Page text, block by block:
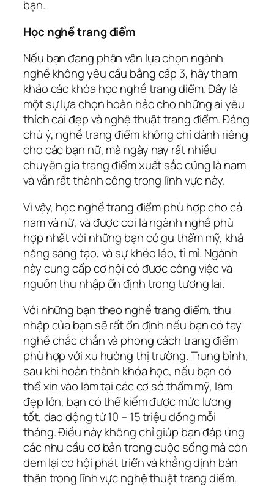
bạn.
Học nghề trang điểm
Nếu bạn đang phân vân lựa chọn ngành
nghề không yêu cầu bằng cấp 3, hãy tham
khảo các khóa học nghề trang điểm. Đây là
một sự lựa chọn hoàn hảo cho những ai yêu
thích cái đẹp và nghệ thuật trang điểm. Đáng
chú ý, nghề trang điểm không chỉ dành riêng
cho các bạn nữ, mà ngày nay rất nhiều
chuyên gia trang điểm xuất sắc cũng là nam
và vẫn rất thành công trong lĩnh vực này.
Vì vậy, học nghề trang điểm phù hợp cho cả
nam và nữ, và được coi là ngành nghề phù
hợp nhất với những bạn có gu thẩm mỹ, khả
năng sáng tạo, và sự khéo léo, tỉ mỉ. Ngành
này cung cấp cơ hội có được công việc và
nguồn thu nhập ổn định trong tương lai.
Với những bạn theo nghề trang điểm, thu
nhập của bạn sẽ rất ổn định nếu bạn có tay
nghề chắc chắn và phong cách trang điểm
phù hợp với xu hướng thị trường. Trung bình,
sau khi hoàn thành khóa học, nếu bạn có
thể xin vào làm tại các cơ sở thẩm mỹ, làm
đẹp lớn, bạn có thể kiếm được mức lương
tốt, dao động từ 10 – 15 triệu đồng mỗi
tháng. Điều này không chỉ giúp bạn đáp ứng
các nhu cầu cơ bản trong cuộc sống mà còn
đem lại cơ hội phát triển và khẳng định bản
thân trong lĩnh vực nghệ thuật trang điểm.